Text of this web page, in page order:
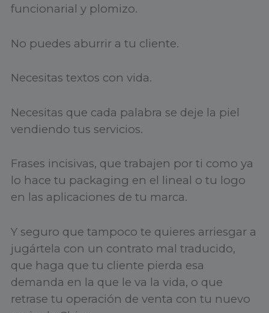
funcionarial y plomizo.
No puedes aburrir a tu cliente.
Necesitas textos con vida.
Necesitas que cada palabra se deje la piel
vendiendo tus servicios.
Frases incisivas, que trabajen por ti como ya
lo hace tu packaging en el lineal o tu logo
en las aplicaciones de tu marca.
Y seguro que tampoco te quieres arriesgar a
jugártela con un contrato mal traducido,
que haga que tu cliente pierda esa
demanda en la que le va la vida, o que
retrase tu operación de venta con tu nuevo